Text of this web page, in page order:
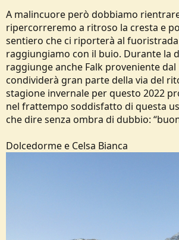
A malincuore però dobbiamo
ripercorreremo a ritroso la cresta e
sentiero che ci riporterà al
raggiungiamo con il buio. Durante la
raggiunge anche Falk proveniente
condividerà gran parte della via del
stagione invernale per questo 2022
nel frattempo soddisfatto di questa
che dire senza ombra di dubbio:
Dolcedorme e Celsa Bianca